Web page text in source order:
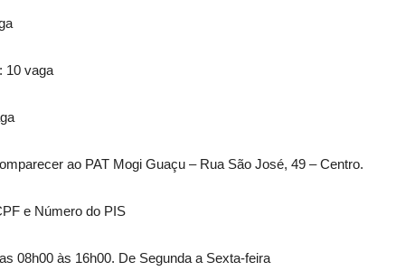
10 vaga
ao PAT Mogi Guaçu – Rua São José, 49 – Centro.
e Número do PIS
08h00 às 16h00. De Segunda a Sexta-feira